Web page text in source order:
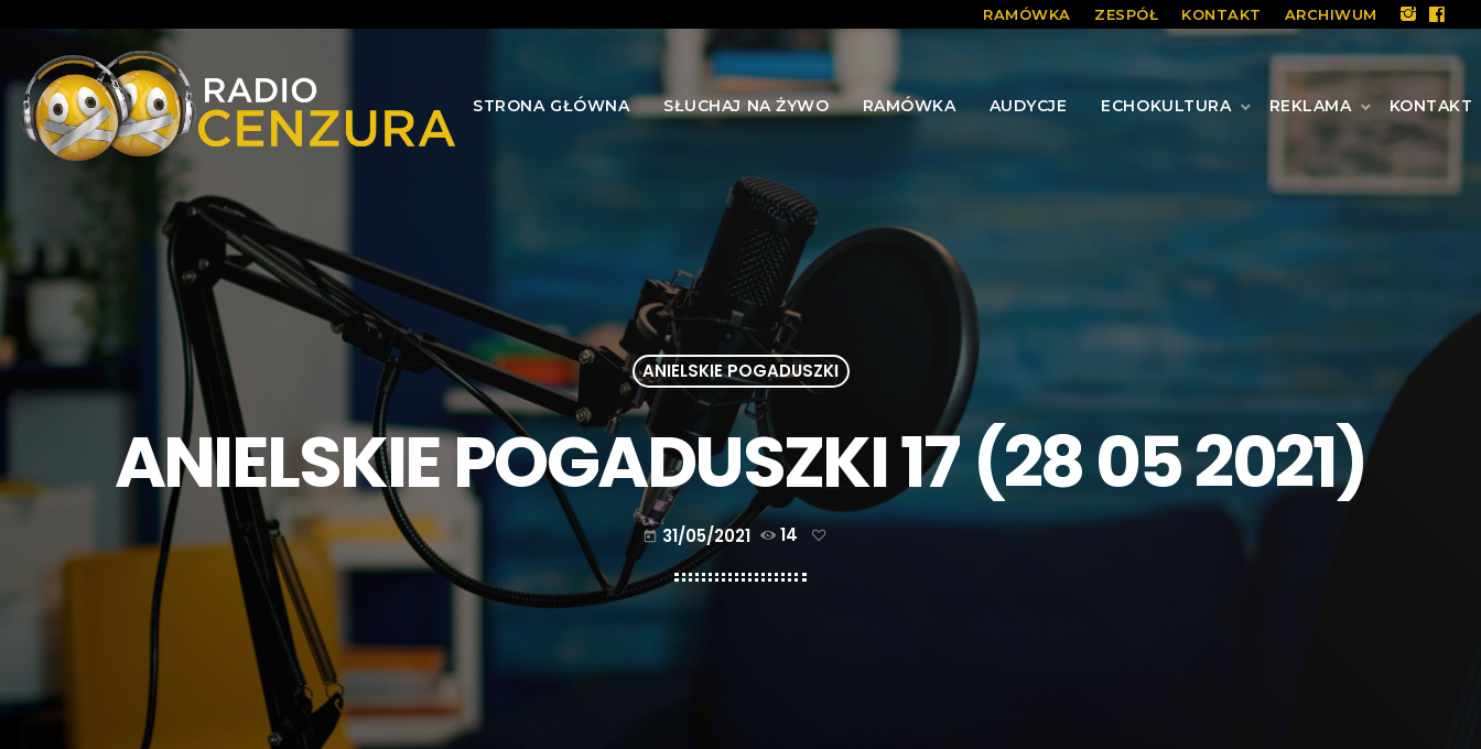
RAMÓWKA ZESPÓŁ KONTAKT ARCHIWUM
STRONA GŁÓWNA SŁUCHAJ NA ŻYWO RAMÓWKA AUDYCJE ECHOKULTURA REKLAMA KONTAKT
ANIELSKIE POGADUSZKI
ANIELSKIE POGADUSZKI 17 (28 05 2021)
today 31/05/2021 14